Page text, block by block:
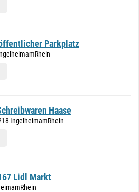
Parkplatz
Haase
IngelheimamRhein
Lidl Markt